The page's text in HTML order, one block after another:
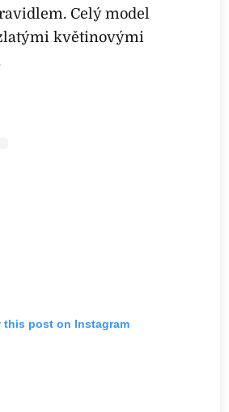
Celý model
květinovými
this post on Instagram